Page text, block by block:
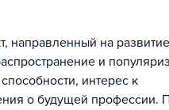
на
и
интерес к
о будущей профессии.